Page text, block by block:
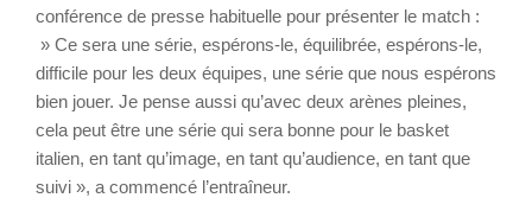
conférence de presse habituelle pour présenter le match :
» Ce sera une série, espérons-le, équilibrée, espérons-le,
difficile pour les deux équipes, une série que nous espérons
bien jouer. Je pense aussi qu’avec deux arènes pleines,
cela peut être une série qui sera bonne pour le basket
italien, en tant qu’image, en tant qu’audience, en tant que
suivi », a commencé l’entraîneur.